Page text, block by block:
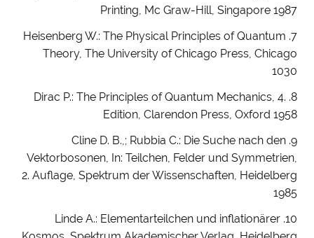
Printing, Mc Graw-Hill, Singapore 1987
7. Heisenberg W.: The Physical Principles of Quantum
Theory, The University of Chicago Press, Chicago
1030
8. Dirac P.: The Principles of Quantum Mechanics, 4.
Edition, Clarendon Press, Oxford 1958
9. Cline D. B.,; Rubbia C.: Die Suche nach den
Vektorbosonen, In: Teilchen, Felder und Symmetrien,
2. Auflage, Spektrum der Wissenschaften, Heidelberg
1985
10. Linde A.: Elementarteilchen und inflationärer